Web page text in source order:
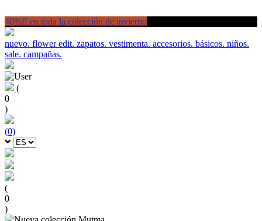
40%ff en toda la colección de invierno
nuevo. flower edit. zapatos. vestimenta. accesorios. básicos. niños.
sale. campañas.
(
0
)
(0)
(
0
)